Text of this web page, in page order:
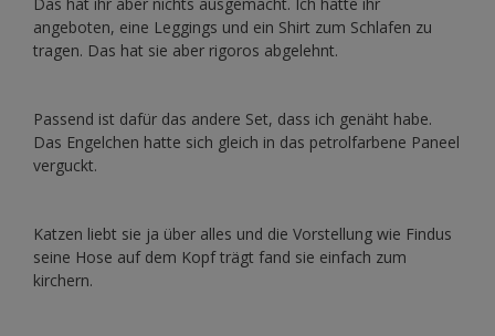
angeboten, eine Leggings und ein Shirt zum Schlafen zu
tragen. Das hat sie aber rigoros abgelehnt.
Passend ist dafür das andere Set, dass ich genäht habe.
Das Engelchen hatte sich gleich in das petrolfarbene Paneel
verguckt.
Katzen liebt sie ja über alles und die Vorstellung wie Findus
seine Hose auf dem Kopf trägt fand sie einfach zum
kirchern.